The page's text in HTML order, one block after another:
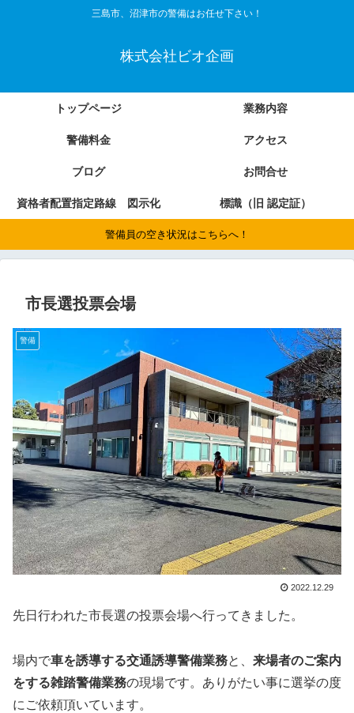
三島市、沼津市の警備はお任せ下さい！
株式会社ビオ企画
トップページ 業務内容
警備料金 アクセス
ブログ お問合せ
資格者配置指定路線 図示化 標識（旧 認定証）
警備員の空き状況はこちらへ！
市長選投票会場
警備
2022.12.29
先日行われた市長選の投票会場へ行ってきました。
場内で車を誘導する交通誘導警備業務と、 来場者のご案内
をする雑踏警備業務の現場です。ありがたい事に選挙の度
にご依頼頂いています。